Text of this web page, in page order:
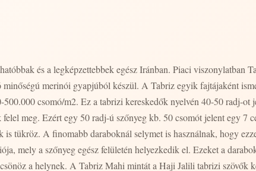
és a legképzettebbek egész Iránban. Piaci viszonylatban
merinói gyapjúból készül. A Tabriz egyik fajtájaként
csomó/m2. Ez a tabrizi kereskedők nyelvén 40-50 radj-ot
meg. Ezért egy 50 radj-ú szőnyeg kb. 50 csomót jelent egy 7
tükröz. A finomabb daraboknál selymet is használnak, hogy
mely a szőnyeg egész felületén helyezkedik el. Ezeket a
a helynek. A Tabriz Mahi mintát a Haji Jalili tabrizi szövők